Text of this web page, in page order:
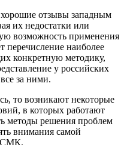
отзывы западным
их недостатки или
возможность применения
перечисление наиболее
конкретную методику,
у российских
за ними.
то возникают некоторые
в которых работают
методы решения проблем
внимания самой
СМК.